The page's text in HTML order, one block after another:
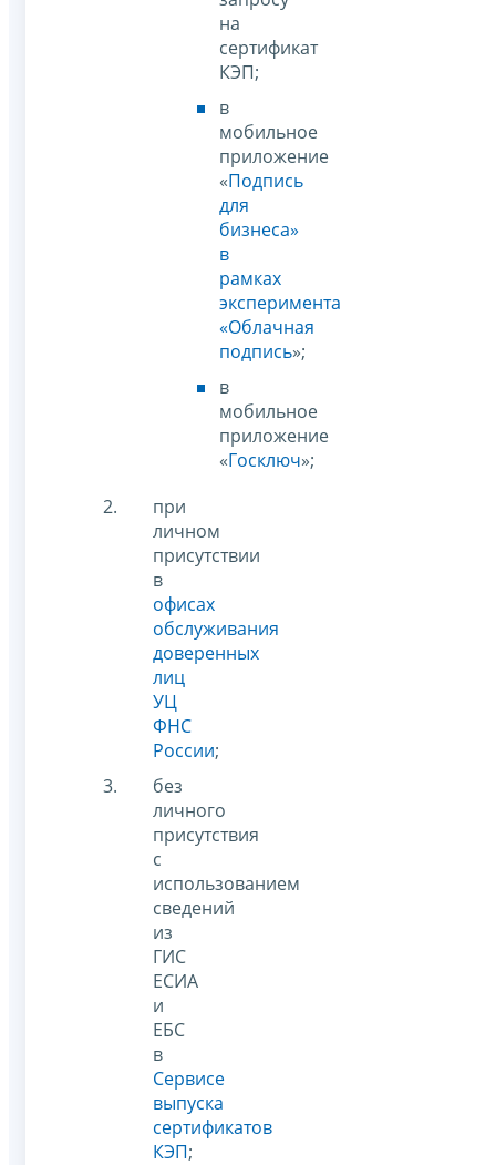
на
сертификат
КЭП;
в
мобильное
приложение
«Подпись
для
бизнеса»
в
рамках
эксперимента
«Облачная
подпись»;
в
мобильное
приложение
«Госключ»;
при
личном
присутствии
в
офисах
обслуживания
доверенных
лиц
УЦ
ФНС
России;
без
личного
присутствия
с
использованием
сведений
из
ГИС
ЕСИА
и
ЕБС
в
Сервисе
выпуска
сертификатов
КЭП;